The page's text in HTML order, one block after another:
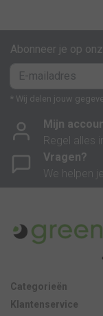
Abonneer je op
* Wij delen jouw
Mijn
Regel alles
Vragen?
We helpen
Categorieën
Klantenservice